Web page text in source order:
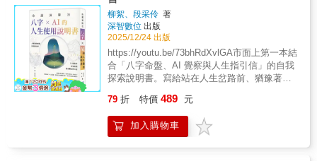
變，六親關係或組織內人際，亦多爭戰〕論才
情。……天干主論。● 所謂才情，即是〔命主
表現在外、給外界的觀感〕。● 外在表現，或
才華橫溢，或粗笨愚魯，或精明幹練，或強勢
霸道，或慈善和藹⋯⋯，俱是透干顯象。〔旁
註： 天干論命主社會行為、外在處世做事表
現，天干多見戰剋，必難得與他人和平相處〕
◎ 論命必先論〔格局〕與〔心性〕，〔心性〕
人生成敗與成就大小。〔旁註： 此處所謂格
局，乃是指整體命局的氣勢。與普通格局特別
格局之分類必須撇清〕◎ 論斷任何事，必要先
柳絮、段采伶 著
深智數位 出版
2025/12/24 出版
https://youtu.be/73bhRdXvlGA市面上第一本結
合「八字命盤、AI 覺察與人生指引信」的自我
探索說明書。寫給站在人生岔路前、猶豫著該
著往前走的你，寫給在低谷裡仍努力尋找出口
的你——在日常不斷向前的步伐裡，我們一邊
忙著應付當下，一邊懷抱著對未來的理想；可
79 折 特價 489 元
加入購物車